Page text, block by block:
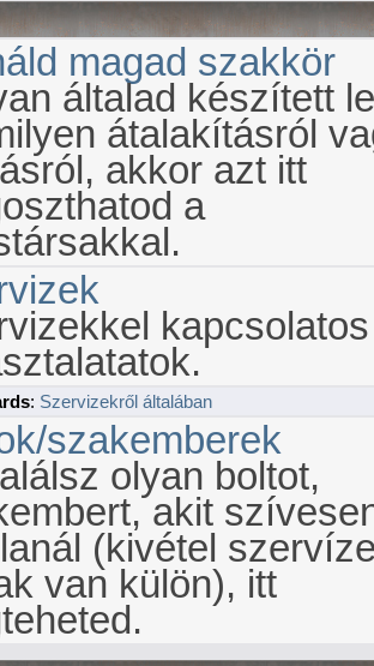
magad szakkör
általad készített
átalakításról
akkor azt itt
a
kapcsolatos
: Szervizekről általában
szakemberek
olyan boltot,
akit
(kivétel
van külön), itt